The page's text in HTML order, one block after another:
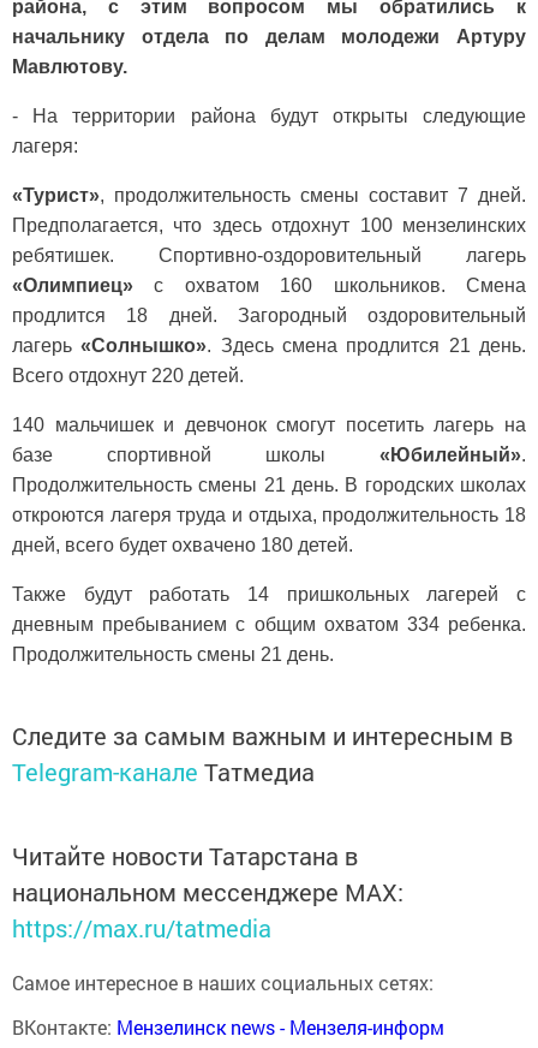
района, с этим вопросом мы обратились к
начальнику отдела по делам молодежи Артуру
Мавлютову.
- На территории района будут открыты следующие
лагеря:
«Турист», продолжительность смены составит 7 дней.
Предполагается, что здесь отдохнут 100 мензелинских
ребятишек. Спортивно-оздоровительный лагерь
«Олимпиец» с охватом 160 школьников. Смена
продлится 18 дней. Загородный оздоровительный
лагерь«Солнышко». Здесь смена продлится 21 день.
Всего отдохнут 220 детей.
140 мальчишек и девчонок смогут посетить лагерь на
базе спортивной школы «Юбилейный».
Продолжительность смены 21 день. В городских школах
откроются лагеря труда и отдыха, продолжительность 18
дней, всего будет охвачено 180 детей.
Также будут работать 14 пришкольных лагерей с
дневным пребыванием с общим охватом 334 ребенка.
Продолжительность смены 21 день.
Следите за самым важным и интересным в
Telegram-канале Татмедиа
Читайте новости Татарстана в
национальном мессенджере MАХ:
https://max.ru/tatmedia
Самое интересное в наших социальных сетях:
ВКонтакте: Мензелинск news - Мензеля-информ